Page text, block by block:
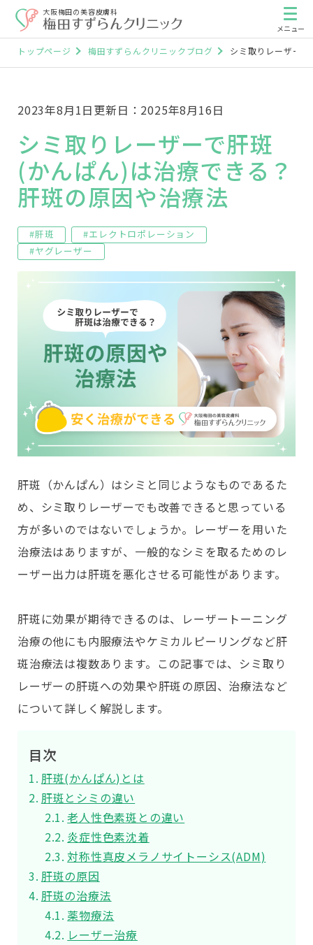
大阪梅田の美容皮膚科
トップページ 梅田すずらんクリニックブログ シミ取りレーザー
2023年8月1日更新日：2025年8月16日
シミ取りレーザーで肝斑
(かんぱん)は治療できる？
肝斑の原因や治療法
#肝斑
#エレクトロポレーション
#ヤグレーザー
肝斑（かんぱん）はシミと同じようなものであるた
め、シミ取りレーザーでも改善できると思っている
方が多いのではないでしょうか。レーザーを用いた
治療法はありますが、一般的なシミを取るためのレ
ーザー出力は肝斑を悪化させる可能性があります。
肝斑に効果が期待できるのは、レーザートーニング
治療の他にも内服療法やケミカルピーリングなど肝
斑治療法は複数あります。この記事では、シミ取り
レーザーの肝斑への効果や肝斑の原因、治療法など
について詳しく解説します。
目次
肝斑(かんぱん)とは
肝斑とシミの違い
老人性色素斑との違い
炎症性色素沈着
対称性真皮メラノサイトーシス(ADM)
肝斑の原因
肝斑の治療法
薬物療法
レーザー治療